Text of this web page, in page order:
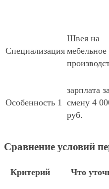
Специализация
Швея на
мебельное
Особенность 1
зарплата
смену 4
руб.
Сравнение условий
Критерий Что